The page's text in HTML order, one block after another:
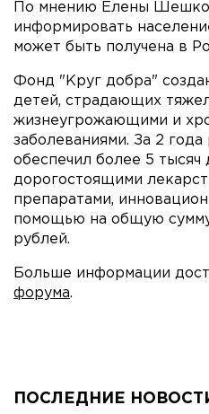
По мнению Елены
информировать
может быть получена в
Фонд "Круг добра"
детей, страдающих
жизнеугрожающими и
заболеваниями. За 2
обеспечил более 5 тысяч
дорогостоящими
препаратами,
помощью на общую
рублей.
Больше информации
форума.
ПОСЛЕДНИЕ